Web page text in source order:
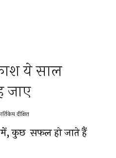
ये साल
जाए
दीक्षित
में, कुछ सफल हो जाते हैं